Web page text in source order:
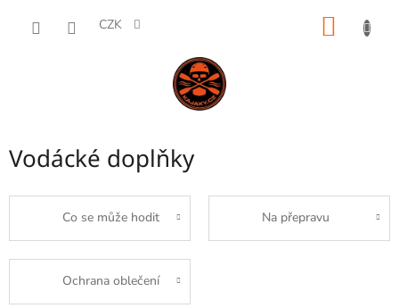
CZK
Vodácké doplňky
Co se může hodit Na přepravu
Ochrana oblečení